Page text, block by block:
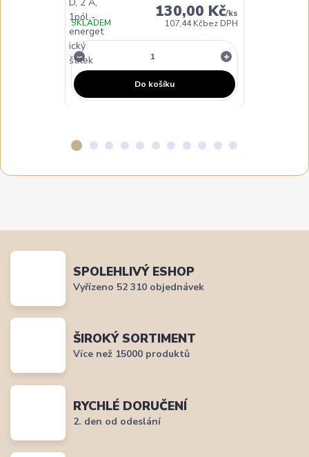
130,00 Kč/ks
107,44 Kčbez DPH
SKLADEM
Do košíku
SPOLEHLIVÝ ESHOP
Vyřízeno 52 310 objednávek
ŠIROKÝ SORTIMENT
Více než 15000 produktů
RYCHLÉ DORUČENÍ
2. den od odeslání